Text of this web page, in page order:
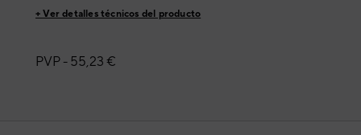
+ Ver detalles técnicos del producto
PVP - 55,23 €